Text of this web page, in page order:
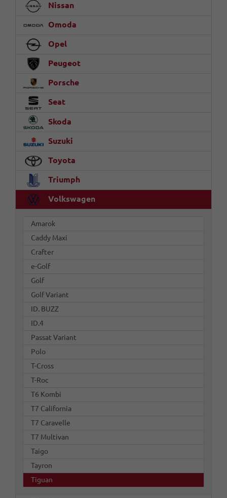
Nissan
Omoda
Opel
Peugeot
Porsche
Seat
Skoda
Suzuki
Toyota
Triumph
Volkswagen
Amarok
Caddy Maxi
Crafter
e-Golf
Golf
Golf Variant
ID. BUZZ
ID.4
Passat Variant
Polo
T-Cross
T-Roc
T6 Kombi
T7 California
T7 Caravelle
T7 Multivan
Taigo
Tayron
Tiguan